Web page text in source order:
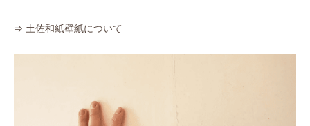
⇒ 土佐和紙壁紙について